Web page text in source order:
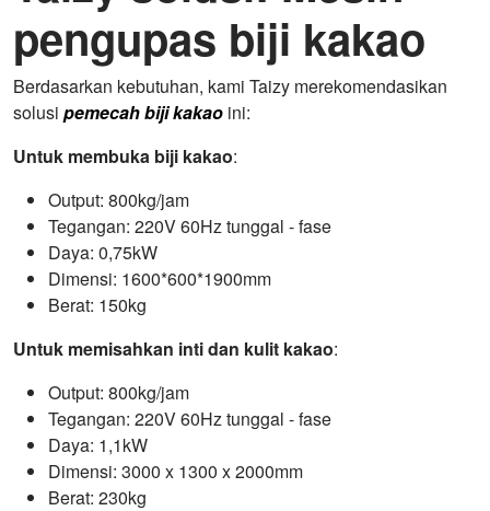
pengupas biji kakao
Berdasarkan kebutuhan, kami Taizy merekomendasikan
solusi pemecah biji kakao ini:
Untuk membuka biji kakao:
Output: 800kg/jam
Tegangan: 220V 60Hz tunggal - fase
Daya: 0,75kW
Dimensi: 1600*600*1900mm
Berat: 150kg
Untuk memisahkan inti dan kulit kakao:
Output: 800kg/jam
Tegangan: 220V 60Hz tunggal - fase
Daya: 1,1kW
Dimensi: 3000 x 1300 x 2000mm
Berat: 230kg